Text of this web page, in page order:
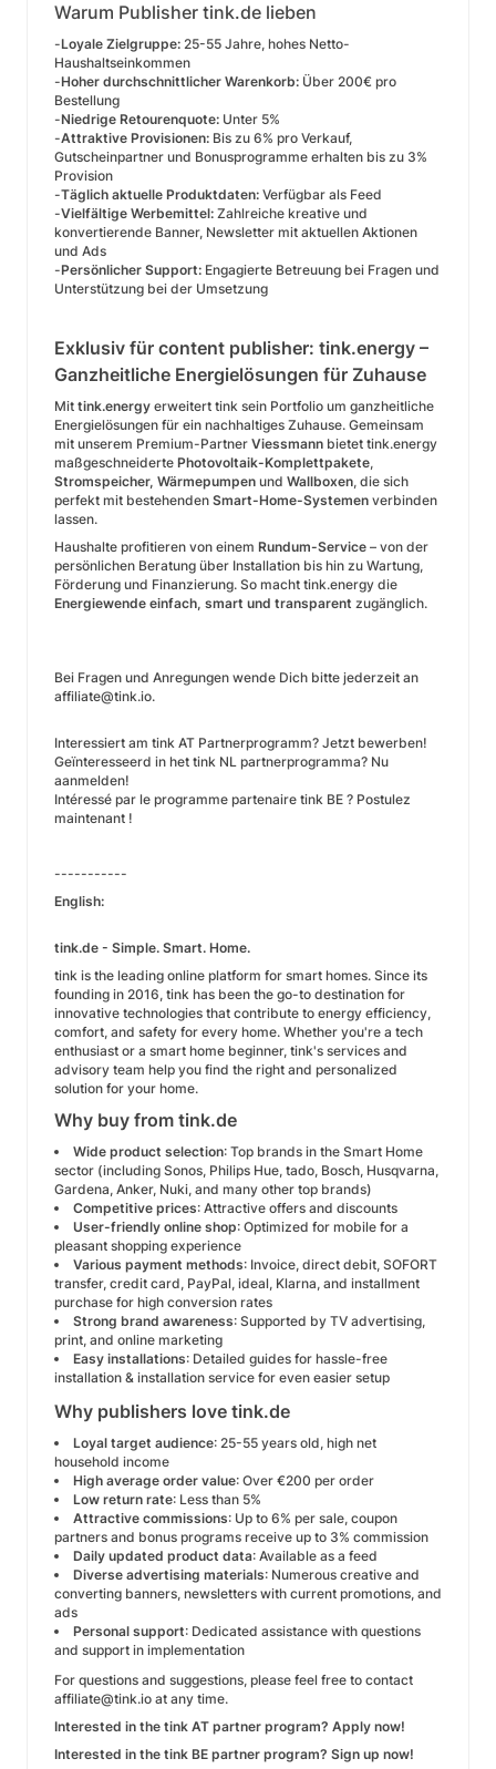
Warum Publisher tink.de lieben
-Loyale Zielgruppe: 25-55 Jahre, hohes Netto-
Haushaltseinkommen
-Hoher durchschnittlicher Warenkorb: Über 200€ pro
Bestellung
-Niedrige Retourenquote: Unter 5%
-Attraktive Provisionen: Bis zu 6% pro Verkauf,
Gutscheinpartner und Bonusprogramme erhalten bis zu 3%
Provision
-Täglich aktuelle Produktdaten: Verfügbar als Feed
-Vielfältige Werbemittel: Zahlreiche kreative und
konvertierende Banner, Newsletter mit aktuellen Aktionen
und Ads
-Persönlicher Support: Engagierte Betreuung bei Fragen und
Unterstützung bei der Umsetzung
Exklusiv für content publisher: tink.energy –
Ganzheitliche Energielösungen für Zuhause
Mit tink.energy erweitert tink sein Portfolio um ganzheitliche
Energielösungen für ein nachhaltiges Zuhause. Gemeinsam
mit unserem Premium-Partner Viessmann bietet tink.energy
maßgeschneiderte Photovoltaik-Komplettpakete,
Stromspeicher, Wärmepumpen und Wallboxen, die sich
perfekt mit bestehenden Smart-Home-Systemen verbinden
lassen.
Haushalte profitieren von einem Rundum-Service – von der
persönlichen Beratung über Installation bis hin zu Wartung,
Förderung und Finanzierung. So macht tink.energy die
Energiewende einfach, smart und transparent zugänglich.
Bei Fragen und Anregungen wende Dich bitte jederzeit an
affiliate@tink.io.
Interessiert am tink AT Partnerprogramm? Jetzt bewerben!
Geïnteresseerd in het tink NL partnerprogramma? Nu
aanmelden!
Intéressé par le programme partenaire tink BE ? Postulez
maintenant !
-----------
English:
tink.de - Simple. Smart. Home.
tink is the leading online platform for smart homes. Since its
founding in 2016, tink has been the go-to destination for
innovative technologies that contribute to energy efficiency,
comfort, and safety for every home. Whether you're a tech
enthusiast or a smart home beginner, tink's services and
advisory team help you find the right and personalized
solution for your home.
Why buy from tink.de
Wide product selection: Top brands in the Smart Home
sector (including Sonos, Philips Hue, tado, Bosch, Husqvarna,
Gardena, Anker, Nuki, and many other top brands)
Competitive prices: Attractive offers and discounts
User-friendly online shop: Optimized for mobile for a
pleasant shopping experience
Various payment methods: Invoice, direct debit, SOFORT
transfer, credit card, PayPal, ideal, Klarna, and installment
purchase for high conversion rates
Strong brand awareness: Supported by TV advertising,
print, and online marketing
Easy installations: Detailed guides for hassle-free
installation & installation service for even easier setup
Why publishers love tink.de
Loyal target audience: 25-55 years old, high net
household income
High average order value: Over €200 per order
Low return rate: Less than 5%
Attractive commissions: Up to 6% per sale, coupon
partners and bonus programs receive up to 3% commission
Daily updated product data: Available as a feed
Diverse advertising materials: Numerous creative and
converting banners, newsletters with current promotions, and
ads
Personal support: Dedicated assistance with questions
and support in implementation
For questions and suggestions, please feel free to contact
affiliate@tink.io at any time.
Interested in the tink AT partner program? Apply now!
Interested in the tink BE partner program? Sign up now!